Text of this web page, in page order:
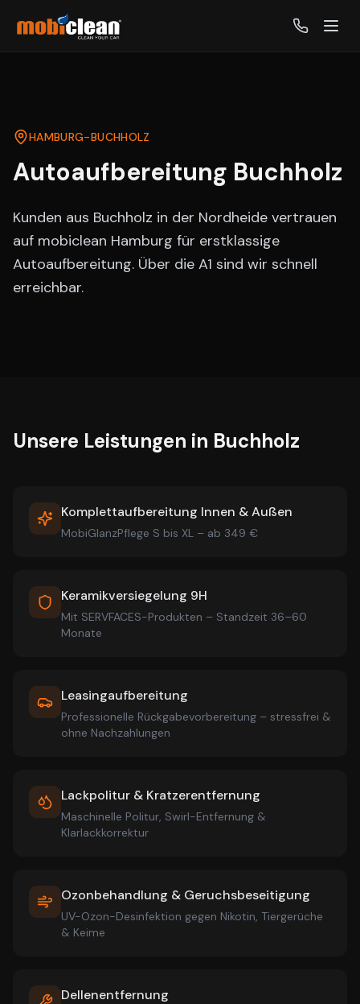
HAMBURG-BUCHHOLZ
Autoaufbereitung Buchholz
Kunden aus Buchholz in der Nordheide vertrauen
auf mobiclean Hamburg für erstklassige
Autoaufbereitung. Über die A1 sind wir schnell
erreichbar.
Unsere Leistungen in Buchholz
Komplettaufbereitung Innen & Außen
MobiGlanzPflege S bis XL – ab 349 €
Keramikversiegelung 9H
Mit SERVFACES-Produkten – Standzeit 36–60
Monate
Leasingaufbereitung
Professionelle Rückgabevorbereitung – stressfrei &
ohne Nachzahlungen
Lackpolitur & Kratzerentfernung
Maschinelle Politur, Swirl-Entfernung &
Klarlackkorrektur
Ozonbehandlung & Geruchsbeseitigung
UV-Ozon-Desinfektion gegen Nikotin, Tiergerüche
& Keime
Dellenentfernung